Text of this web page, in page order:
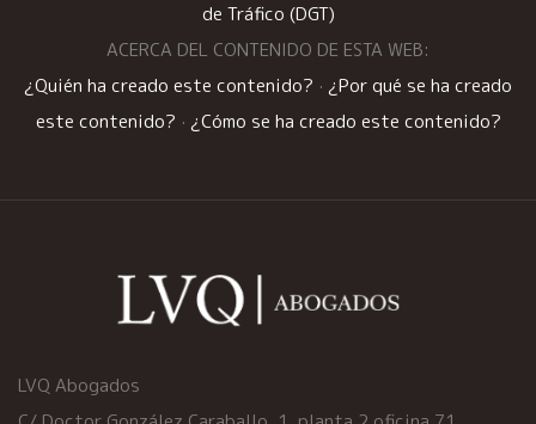
de Tráfico (DGT)
ACERCA DEL CONTENIDO DE ESTA WEB:
¿Quién ha creado este contenido? · ¿Por qué se ha creado
este contenido? · ¿Cómo se ha creado este contenido?
LVQ Abogados